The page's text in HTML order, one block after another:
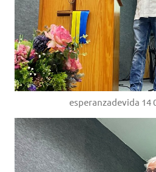
esperanzadevida 14